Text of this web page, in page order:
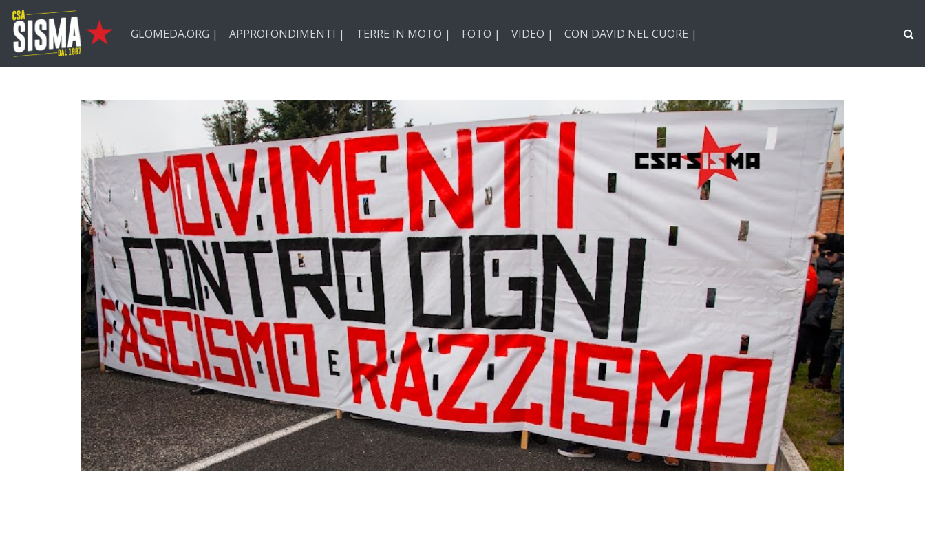
Passa ai contenuti principali
GLOMEDA.ORG |
APPROFONDIMENTI | TERRE IN MOTO | FOTO | VIDEO | CON DAVID NEL CUORE |